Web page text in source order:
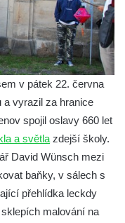
v pátek 22. června
a vyrazil za hranice
spojil oslavy 660 let
a světla zdejší školy.
David Wünsch mezi
baňky, v sálech s
přehlídka leckdy
malování na